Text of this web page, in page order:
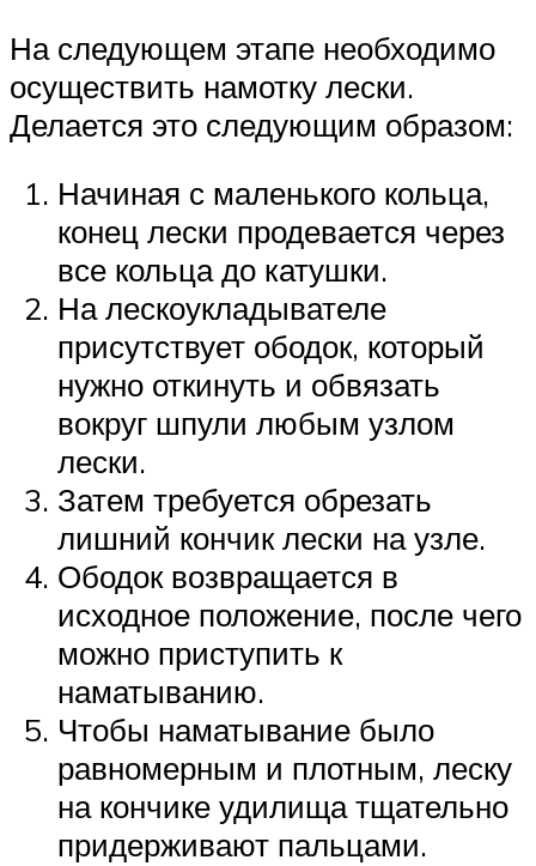
На следующем этапе необходимо
осуществить намотку лески.
Делается это следующим образом:
Начиная с маленького кольца,
конец лески продевается через
все кольца до катушки.
На лескоукладывателе
присутствует ободок, который
нужно откинуть и обвязать
вокруг шпули любым узлом
лески.
Затем требуется обрезать
лишний кончик лески на узле.
Ободок возвращается в
исходное положение, после чего
можно приступить к
наматыванию.
Чтобы наматывание было
равномерным и плотным, леску
на кончике удилища тщательно
придерживают пальцами.